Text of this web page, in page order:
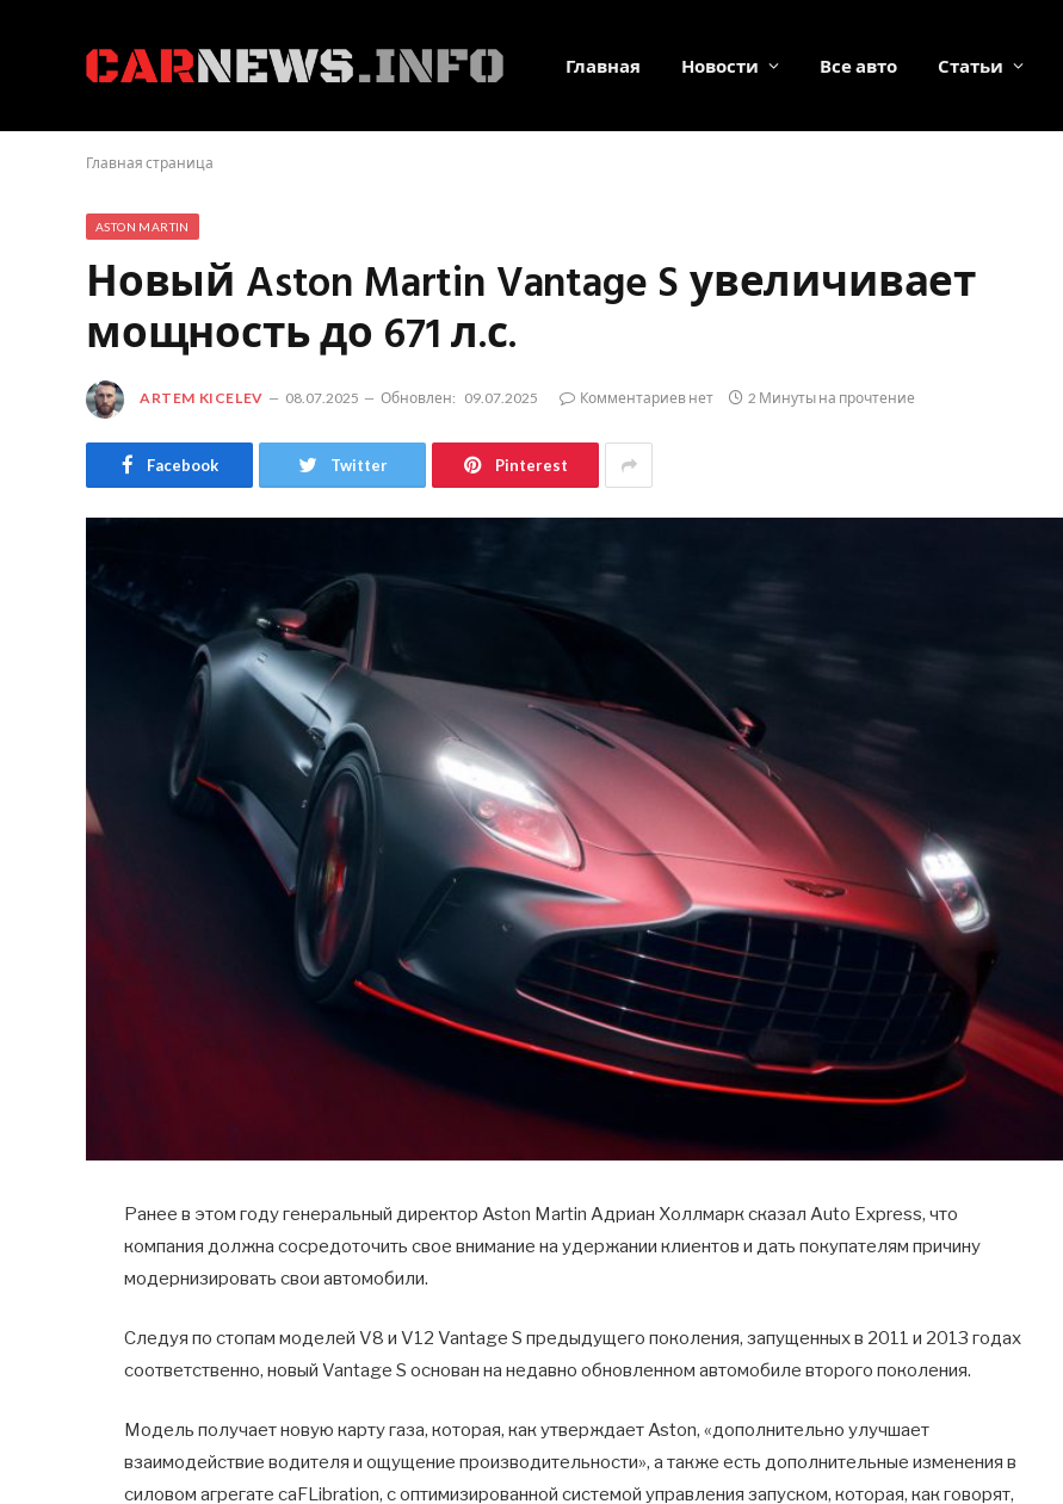
Главная Новости Все авто Статьи
Главная страница
ASTON MARTIN
Новый Aston Martin Vantage S увеличивает
мощность до 671 л.с.
ARTEM KICELEV 08.07.2025 Обновлен: 09.07.2025 Комментариев нет 2 Минуты на прочтение
Facebook Twitter Pinterest
Ранее в этом году генеральный директор Aston Martin Адриан Холлмарк сказал Auto Express, что
компания должна сосредоточить свое внимание на удержании клиентов и дать покупателям причину
модернизировать свои автомобили.
Следуя по стопам моделей V8 и V12 Vantage S предыдущего поколения, запущенных в 2011 и 2013 годах
соответственно, новый Vantage S основан на недавно обновленном автомобиле второго поколения.
Модель получает новую карту газа, которая, как утверждает Aston, «дополнительно улучшает
взаимодействие водителя и ощущение производительности», а также есть дополнительные изменения в
силовом агрегате caFLibration, с оптимизированной системой управления запуском, которая, как говорят,